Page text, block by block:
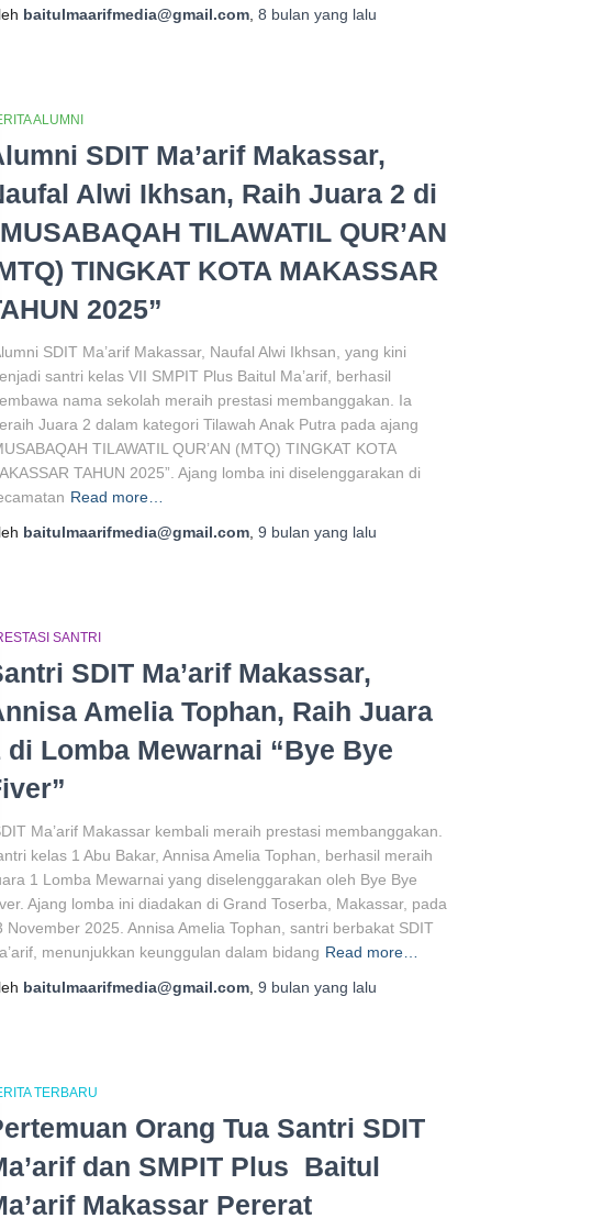
baitulmaarifmedia@gmail.com 8 bulan yang lalu
ALUMNI
SDIT Ma’arif Makassar,
Alwi Ikhsan, Raih Juara 2 di
TILAWATIL QUR’AN
TINGKAT KOTA MAKASSAR
2025”
SDIT Ma’arif Makassar, Naufal Alwi Ikhsan, yang kini
santri kelas VII SMPIT Plus Baitul Ma’arif, berhasil
nama sekolah meraih prestasi membanggakan. Ia
Juara 2 dalam kategori Tilawah Anak Putra pada ajang
TILAWATIL QUR’AN (MTQ) TINGKAT KOTA
TAHUN 2025”. Ajang lomba ini diselenggarakan di
Read more…
baitulmaarifmedia@gmail.com 9 bulan yang lalu
SANTRI
SDIT Ma’arif Makassar,
Amelia Tophan, Raih Juara
di Lomba Mewarnai “Bye Bye
Ma’arif Makassar kembali meraih prestasi membanggakan.
kelas 1 Abu Bakar, Annisa Amelia Tophan, berhasil meraih
1 Lomba Mewarnai yang diselenggarakan oleh Bye Bye
Ajang lomba ini diadakan di Grand Toserba, Makassar, pada
November 2025. Annisa Amelia Tophan, santri berbakat SDIT
menunjukkan keunggulan dalam bidang Read more…
baitulmaarifmedia@gmail.com 9 bulan yang lalu
TERBARU
Orang Tua Santri SDIT
dan SMPIT Plus Baitul
Makassar Pererat